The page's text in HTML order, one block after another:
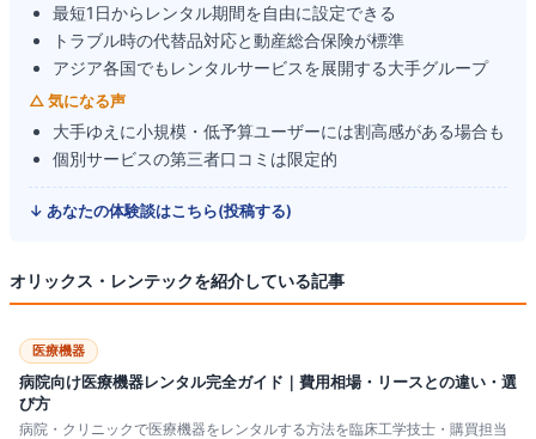
最短1日からレンタル期間を自由に設定できる
トラブル時の代替品対応と動産総合保険が標準
アジア各国でもレンタルサービスを展開する大手グループ
△ 気になる声
大手ゆえに小規模・低予算ユーザーには割高感がある場合も
個別サービスの第三者口コミは限定的
↓ あなたの体験談はこちら(投稿する)
オリックス・レンテックを紹介している記事
医療機器
病院向け医療機器レンタル完全ガイド｜費用相場・リースとの違い・選
び方
病院・クリニックで医療機器をレンタルする方法を臨床工学技士・購買担当